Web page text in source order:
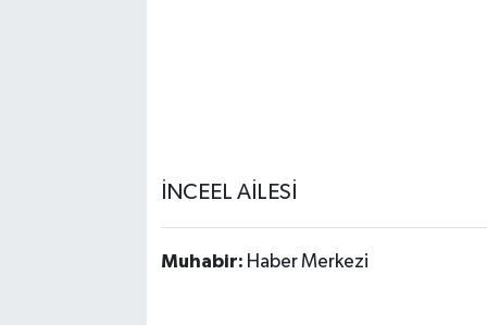
İNCEEL AİLESİ
Muhabir: Haber Merkezi